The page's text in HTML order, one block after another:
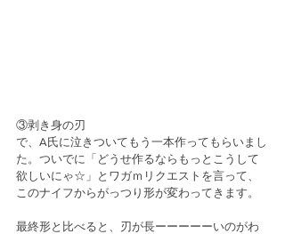
③剥き身の刃
で、A氏に泣きついてもう一本作ってもらいまし
た。ついでに「どうせ作るならもっとこうして
欲しいにゃ☆」とワガｍリクエストを言って、
このナイフからがっつり形が変わってきます。
最終形と比べると、刃が長ーーーーーいのがわ